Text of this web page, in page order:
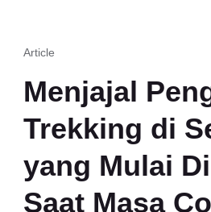
Article
Menjajal
Trekking di
yang Mulai
Saat Masa